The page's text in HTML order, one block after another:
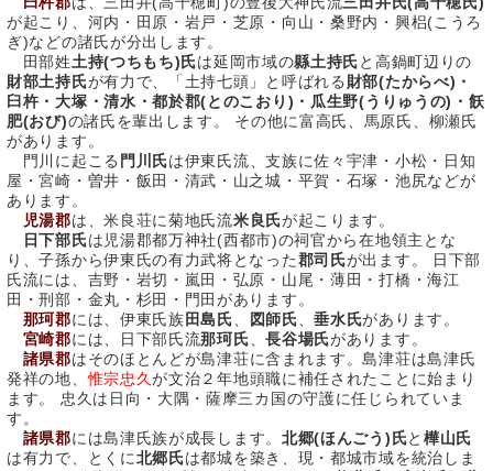
が起こり、河内・田原・岩戸・芝原・向山・桑野内・興梠(こうろ
ぎ)などの諸氏が分出します。
田部姓土持(つちもち)氏は延岡市域の縣土持氏と高鍋町辺りの
財部土持氏が有力で、「土持七頭」と呼ばれる 財部(たからべ)・
臼杵・大塚・清水・都於郡(とのこおり)・瓜生野(うりゅうの)・飫
肥(おび)の諸氏を輩出します。 その他に富高氏、馬原氏、柳瀬氏
があります。
門川に起こる 門川氏は伊東氏流、支族に佐々宇津・小松・日知
屋・宮崎・曽井・飯田・清武・山之城・平賀・石塚・池尻などが
あります。
児湯郡は、米良荘に菊地氏流米良氏が起こります。
日下部氏は児湯郡都万神社(西都市)の祠官から在地領主とな
り、子孫から伊東氏の有力武将となった郡司氏が出ます。 日下部
氏流には、吉野・岩切・嵐田・弘原・山尾・薄田・打橋・海江
田・刑部・金丸・杉田・門田があります。
那珂郡には、伊東氏族田島氏 図師氏 、垂水氏があります。
宮崎郡には、日下部氏流那珂氏 、長谷場氏があります。
諸県郡はそのほとんどが島津荘に含まれます。島津荘は島津氏
発祥の地、惟宗忠久が文治２年地頭職に補任されたことに始まり
ます。 忠久は日向・大隅・薩摩三カ国の守護に任じられていま
す。
諸県郡には島津氏族が成長します。 北郷(ほんごう)氏と 樺山氏
は有力で、とくに北郷氏は都城を築き、現・都城市域を統治しま